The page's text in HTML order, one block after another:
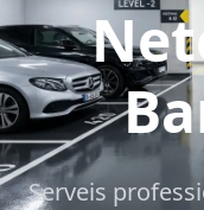
Serveis